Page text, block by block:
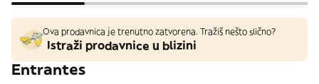
Ova prodavnica je trenutno zatvorena. Tražiš nešto slično?
Istraži prodavnice u blizini
Entrantes